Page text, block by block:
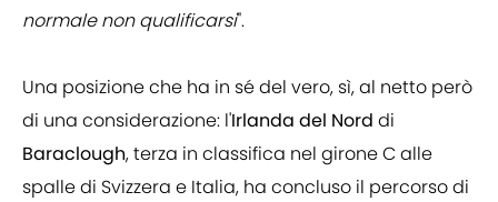
normale non qualificarsi".
Una posizione che ha in sé del vero, sì, al netto però
di una considerazione: l'Irlanda del Nord di
Baraclough, terza in classifica nel girone C alle
spalle di Svizzera e Italia, ha concluso il percorso di